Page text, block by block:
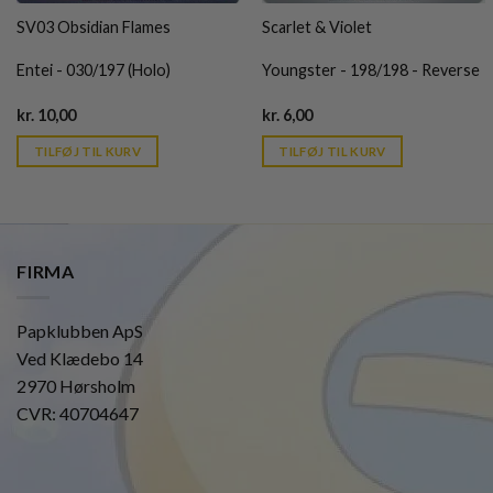
SV03 Obsidian Flames
Entei - 030/197 (Holo)
kr. 10,00Current
is:
kr. 39,95.
TILFØJ TIL KURV
Scarlet & Violet
Youngster - 198/198 - Reverse
kr.6,00Current
is:
kr. 39,95.
TILFØJ TIL KURV
FIRMA
Papklubben ApS
Ved Klædebo 14
2970 Hørsholm
CVR: 40704647